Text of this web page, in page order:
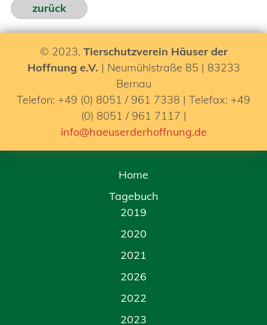
zurück
© 2023, Tierschutzverein Häuser der
Hoffnung e.V. | Neumühlstraße 85 | 83233
Bernau
Telefon: +49 (0) 8051 / 961 7338 | Telefax: +49
(0) 8051 / 961 7117 |
info@haeuserderhoffnung.de
Home
Tagebuch
2019
2020
2021
2026
2022
2023